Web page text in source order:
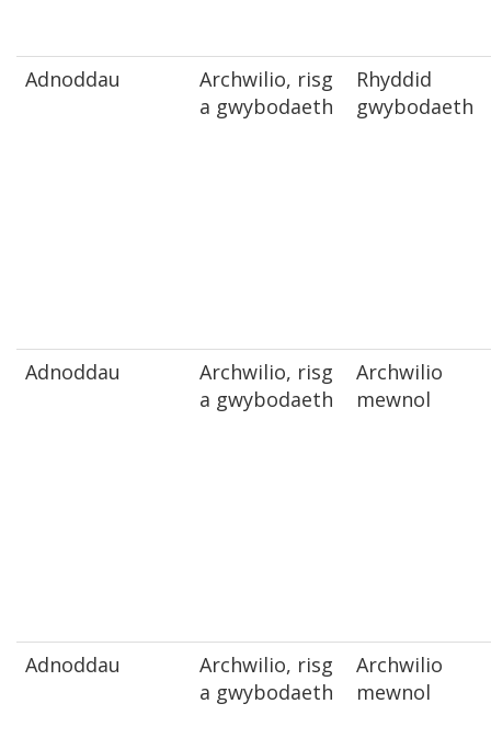
Adnoddau
Archwilio, risg
a gwybodaeth
Rhyddid
gwybodaeth
Adnoddau
Archwilio, risg
a gwybodaeth
Archwilio
mewnol
Adnoddau
Archwilio, risg
a gwybodaeth
Archwilio
mewnol